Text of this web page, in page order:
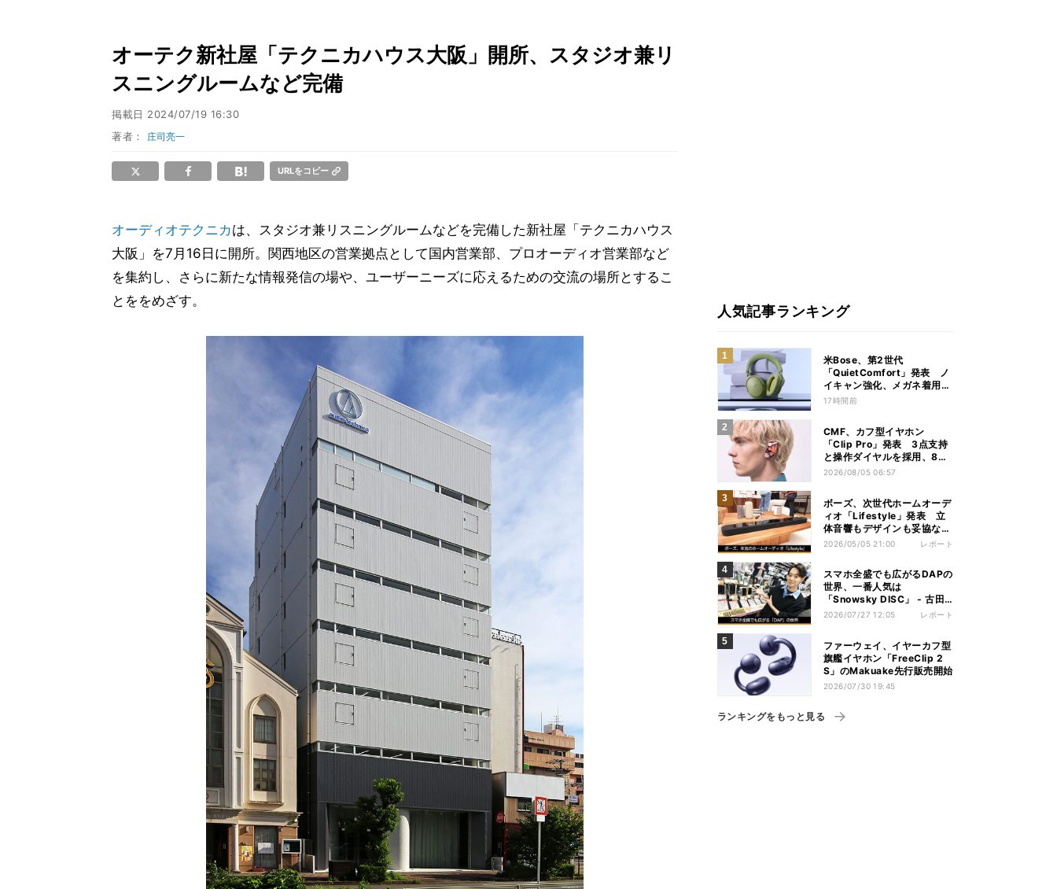
オーテク新社屋「テクニカハウス大阪」開所、スタジオ兼リ
スニングルームなど完備
掲載日 2024/07/19 16:30
著者： 庄司亮一
URLをコピー
オーディオテクニカは、スタジオ兼リスニングルームなどを完備した新社屋「テクニカハウス
大阪」を7月16日に開所。関西地区の営業拠点として国内営業部、プロオーディオ営業部など
を集約し、さらに新たな情報発信の場や、ユーザーニーズに応えるための交流の場所とするこ
とををめざす。
人気記事ランキング
米Bose、第2世代
「QuietComfort」発表 ノ
イキャン強化、メガネ着用時
の低下を抑制
17時間前
CMF、カフ型イヤホン
「Clip Pro」発表 3点支持
と操作ダイヤルを採用、8月
15日発売
2026/08/05 06:57
ボーズ、次世代ホームオーデ
ィオ「Lifestyle」発表 立
体音響もデザインも妥協な
し！
2026/05/05 21:00 レポート
スマホ全盛でも広がるDAPの
世界、一番人気は
「Snowsky DISC」 - 古田
雄介の家電トレンド通信
2026/07/27 12:05 レポート
ファーウェイ、イヤーカフ型
旗艦イヤホン「FreeClip 2
S」のMakuake先行販売開始
2026/07/30 19:45
ランキングをもっと見る